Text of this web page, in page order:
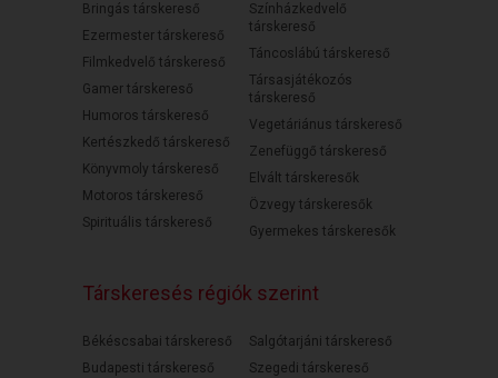
Bringás társkereső
Ezermester társkereső
Filmkedvelő társkereső
Gamer társkereső
Humoros társkereső
Kertészkedő társkereső
Könyvmoly társkereső
Motoros társkereső
Spirituális társkereső
Színházkedvelő
társkereső
Táncoslábú társkereső
Társasjátékozós
társkereső
Vegetáriánus társkereső
Zenefüggő társkereső
Elvált társkeresők
Özvegy társkeresők
Gyermekes társkeresők
Társkeresés régiók szerint
Békéscsabai társkereső
Budapesti társkereső
Salgótarjáni társkereső
Szegedi társkereső